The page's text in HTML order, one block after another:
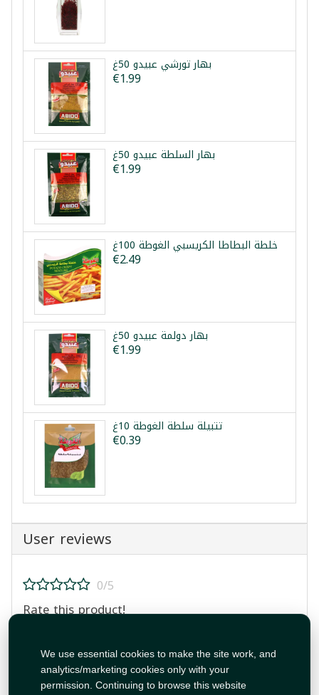
We use essential cookies to make the site work, and
analytics/marketing cookies only with your
permission. Continuing to browse this website
بهار تورشي عبيدو 50غ
€1.99
بهار السلطة عبيدو 50غ
€1.99
خلطة البطاطا الكريسبي الغوطة 100غ
€2.49
بهار دولمة عبيدو 50غ
€1.99
تتبيلة سلطة الغوطة 10غ
€0.39
User reviews
0/5
Rate this product!